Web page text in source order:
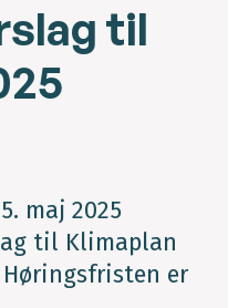
til
maj 2025
til Klimaplan
er